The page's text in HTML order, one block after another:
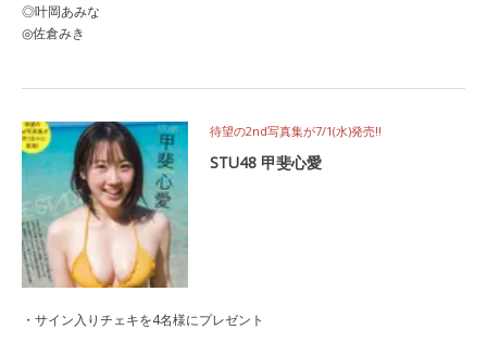
◎叶岡あみな
◎佐倉みき
待望の2nd写真集が7/1(水)発売‼
STU48 甲斐心愛
・サイン入りチェキを4名様にプレゼント